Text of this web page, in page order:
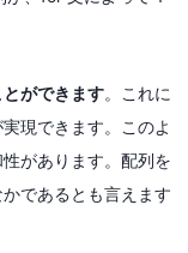
ができます。これに
現できます。このよ
があります。配列を
であるとも言えます